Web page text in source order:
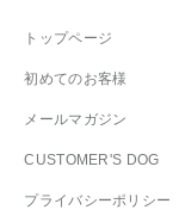
トップページ
初めてのお客様
メールマガジン
CUSTOMER'S DOG
プライバシーポリシー